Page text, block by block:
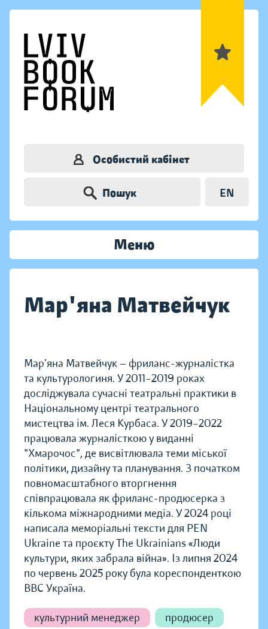
Особистий кабінет
Пошук EN
Меню
Мар'яна Матвейчук
Марʼяна Матвейчук — фриланс-журналістка
та культурологиня. У 2011–2019 роках
досліджувала сучасні театральні практики в
Національному центрі театрального
мистецтва ім. Леся Курбаса. У 2019–2022
працювала журналісткою у виданні
"Хмарочос", де висвітлювала теми міської
політики, дизайну та планування. З початком
повномасштабного вторгнення
співпрацювала як фриланс-продюсерка з
кількома міжнародними медіа. У 2024 році
написала меморіальні тексти для PEN
Ukraine та проєкту The Ukrainians «Люди
культури, яких забрала війна». Із липня 2024
по червень 2025 року була кореспонденткою
BBC Україна.
культурний менеджер
продюсер